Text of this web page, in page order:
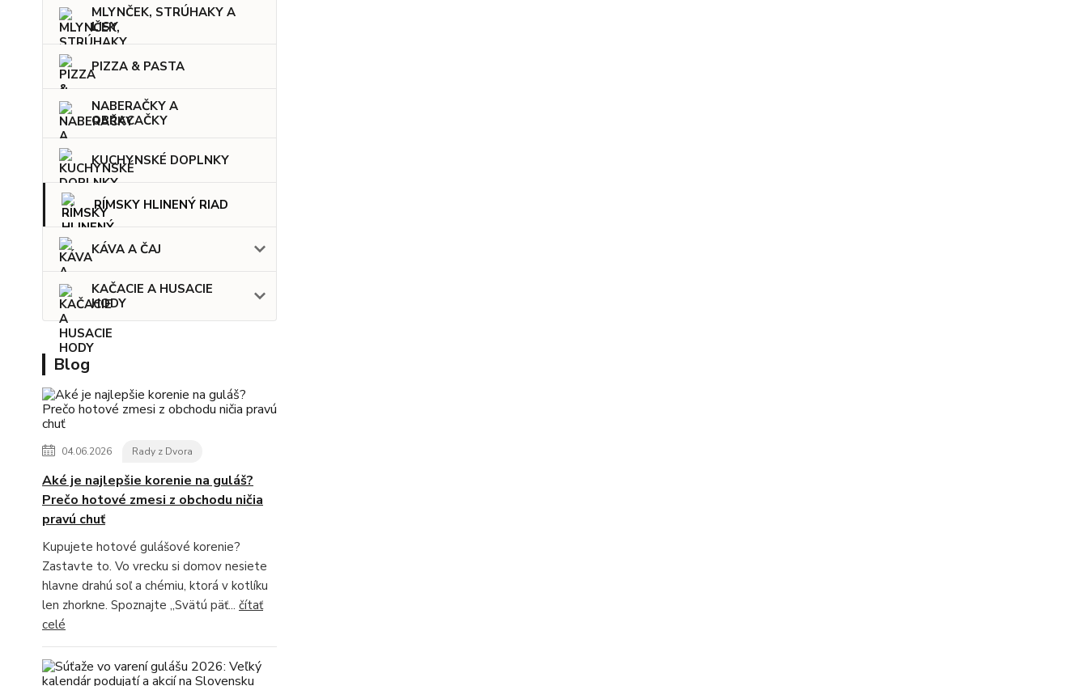
MLYNČEK, STRÚHAKY A
LISY
PIZZA & PASTA
NABERAČKY A
OBRACAČKY
KUCHYNSKÉ DOPLNKY
RÍMSKY HLINENÝ RIAD
KÁVA A ČAJ
KAČACIE A HUSACIE
HODY
Blog
04.06.2026 Rady z Dvora
Aké je najlepšie korenie na guláš?
Prečo hotové zmesi z obchodu ničia
pravú chuť
Kupujete hotové gulášové korenie?
Zastavte to. Vo vrecku si domov nesiete
hlavne drahú soľ a chémiu, ktorá v kotlíku
len zhorkne. Spoznajte „Svätú päť... čítať
celé